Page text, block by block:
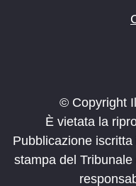
© Copyright
È vietata la
Pubblicazione
stampa del